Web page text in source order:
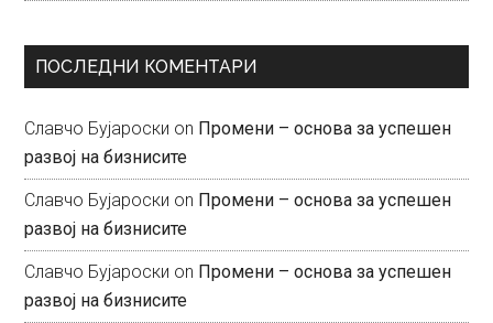
ПОСЛЕДНИ КОМЕНТАРИ
Славчо Бујароски on Промени – основа за успешен
развој на бизнисите
Славчо Бујароски on Промени – основа за успешен
развој на бизнисите
Славчо Бујароски on Промени – основа за успешен
развој на бизнисите